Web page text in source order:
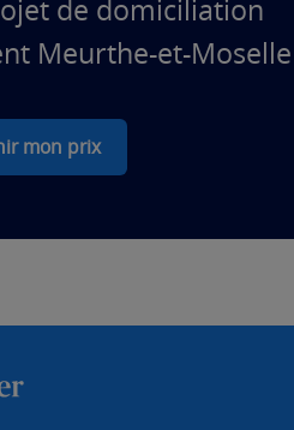
de domiciliation
Meurthe-et-Moselle
mon prix